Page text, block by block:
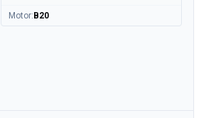
Motor: B20